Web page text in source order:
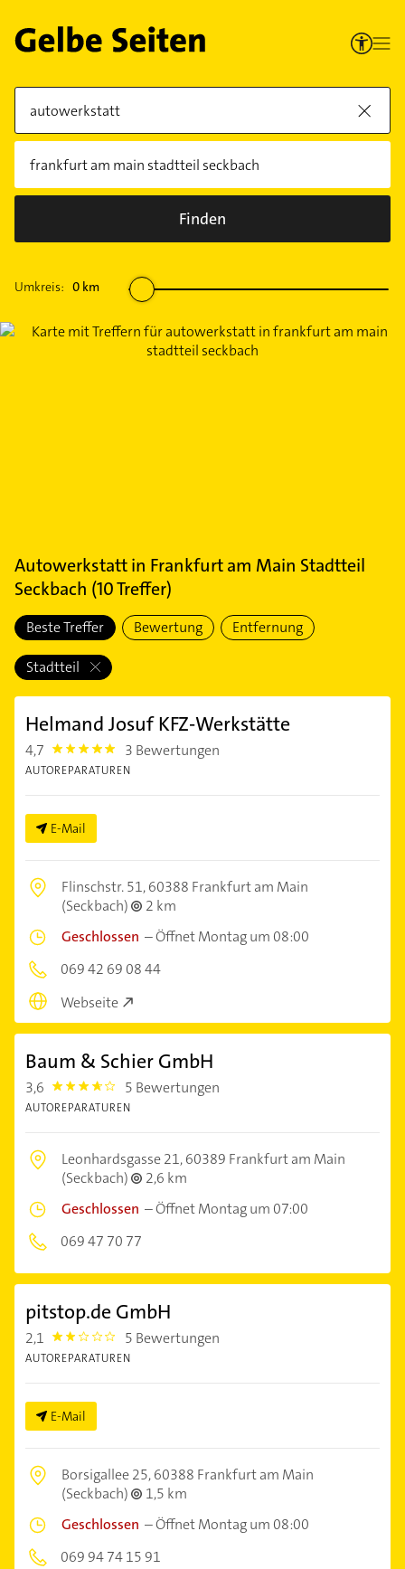
Finden
Umkreis: 0 km
Autowerkstattin Frankfurt am Main Stadtteil
Seckbach (10Treffer)
Beste Treffer Bewertung Entfernung
Stadtteil
Helmand Josuf KFZ-Werkstätte
4,7 4.7000003 3 Bewertungen
AUTOREPARATUREN
E-Mail
Flinschstr. 51,60388 Frankfurt am Main
(Seckbach)
2 km
Geschlossen –Öffnet Montag um 08:00
069 42 69 08 44
Webseite
Baum & Schier GmbH
3,6 3.6000001 5 Bewertungen
AUTOREPARATUREN
Leonhardsgasse 21,60389 Frankfurt am Main
(Seckbach)
2,6 km
Geschlossen –Öffnet Montag um 07:00
069 47 70 77
pitstop.de GmbH
2,1 2.1000001 5 Bewertungen
AUTOREPARATUREN
E-Mail
Borsigallee 25,60388 Frankfurt am Main
(Seckbach)
1,5 km
Geschlossen –Öffnet Montag um 08:00
069 94 74 15 91